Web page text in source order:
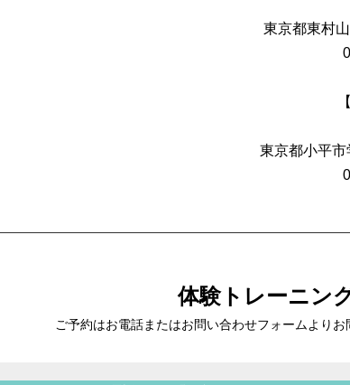
東京都東村
東京都小平
体験トレーニン
ご予約はお電話またはお問い合わせフォームより お